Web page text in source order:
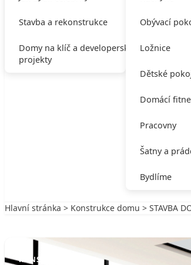
Stavba a rekonstrukce
Domy na klíč a developerské
projekty
Obývací
Ložnice
Dětské
Domácí
Pracovny
Šatny a
Bydlíme
Hlavní stránka > Konstrukce domu > STAVBA
KONSTRUKCE DOMU